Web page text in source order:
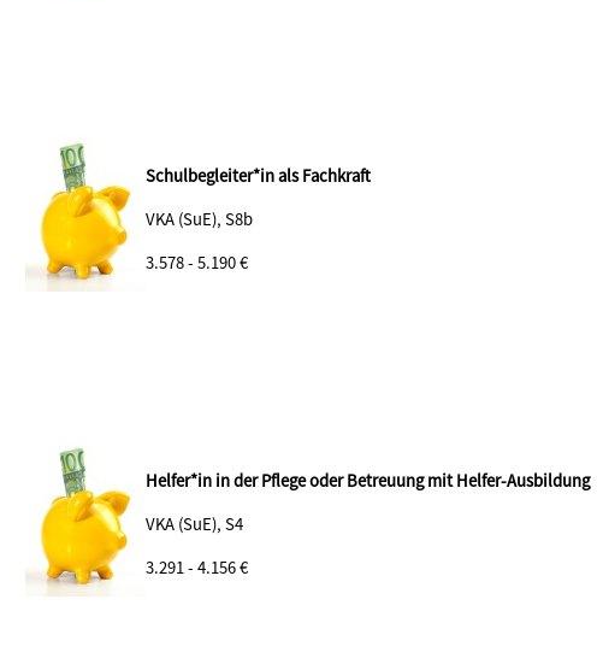
Schulbegleiter*in als Fachkraft
VKA (SuE), S8b
3.578 - 5.190 €
Helfer*in in der Pflege oder Betreuung mit Helfer-Ausbildung
VKA (SuE), S4
3.291 - 4.156 €